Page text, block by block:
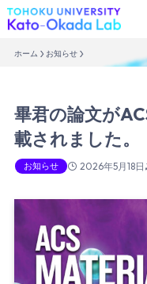
ホーム お知らせ
畢君の論文が
載されました。
お知らせ 2026年5月18日